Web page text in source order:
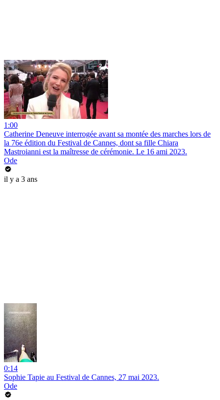
1:00
Catherine Deneuve interrogée avant sa montée des marches lors de
la 76e édition du Festival de Cannes, dont sa fille Chiara
Mastroianni est la maîtresse de cérémonie. Le 16 ami 2023.
Ode
il y a 3 ans
0:14
Sophie Tapie au Festival de Cannes, 27 mai 2023.
Ode